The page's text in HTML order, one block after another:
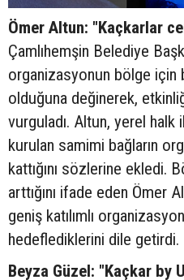
Ömer Altun: "Kaçkarlar
Çamlıhemşin Belediye
organizasyonun bölge için
olduğuna değinerek,
vurguladı. Altun, yerel halk
kurulan samimi bağların
kattığını sözlerine ekledi.
arttığını ifade eden Ömer
geniş katılımlı
hedeflediklerini dile getirdi.
Beyza Güzel: "Kaçkar by